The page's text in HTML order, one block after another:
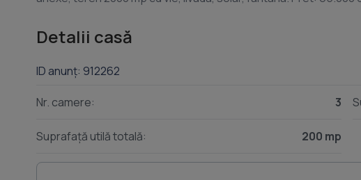
Detalii casă
ID anunț: 912262
Nr. camere: 3
Suprafață utilă totală: 200 mp